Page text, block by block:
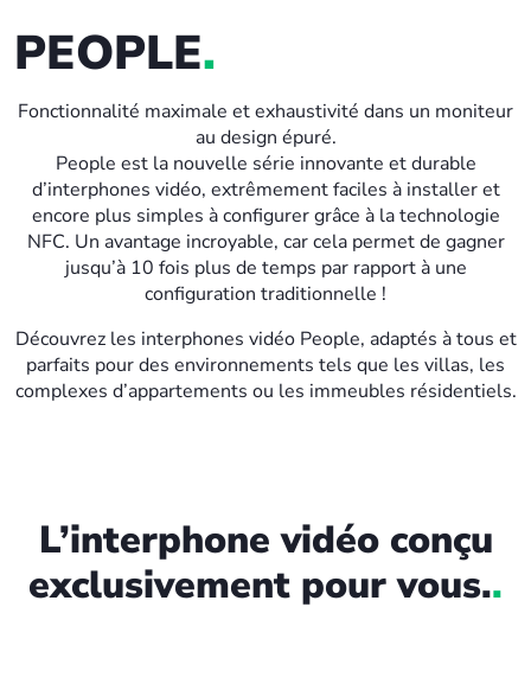
PEOPLE.
Fonctionnalité maximale et exhaustivité dans un moniteur
au design épuré.
People est la nouvelle série innovante et durable
d’interphones vidéo, extrêmement faciles à installer et
encore plus simples à configurer grâce à la technologie
NFC. Un avantage incroyable, car cela permet de gagner
jusqu’à 10 fois plus de temps par rapport à une
configuration traditionnelle !
Découvrez les interphones vidéo People, adaptés à tous et
parfaits pour des environnements tels que les villas, les
complexes d’appartements ou les immeubles résidentiels.
L’interphone vidéo conçu
exclusivement pour vous..